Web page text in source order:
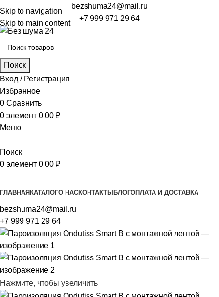
Skip to navigation
Skip to main content
bezshuma24@mail.ru
+7 999 971 29 64
Поиск
Вход / Регистрация
Избранное
0 Сравнить
0 элемент 0,00 ₽
Меню
Поиск
0 элемент 0,00 ₽
ГЛАВНАЯ КАТАЛОГО НАСКОНТАКТЫ БЛОГОПЛАТА И ДОСТАВКА
bezshuma24@mail.ru
+7 999 971 29 64
Нажмите, чтобы увеличить